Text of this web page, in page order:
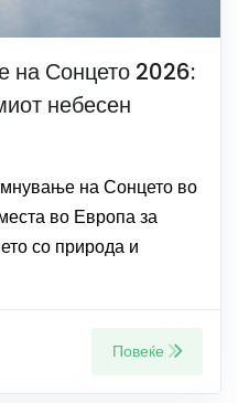
на Сонцето 2026:
небесен
на Сонцето во
во Европа за
со природа и
Повеќе